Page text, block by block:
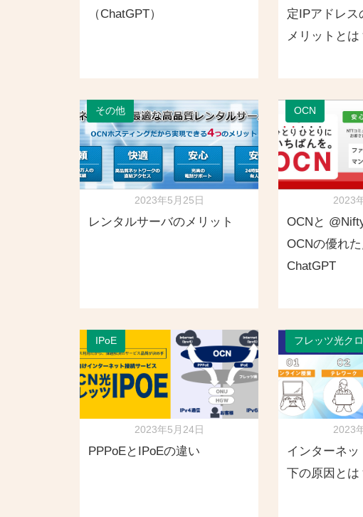
（ChatGPT）
定IPアドレ
メリットとは
その他
2023年5月25日
レンタルサーバのメリット
OCN
2023
OCNと
OCNの優
ChatGPT
IPoE
2023年5月24日
PPPoEとIPoEの違い
フレッツ光ク
2023
インターネ
下の原因とは